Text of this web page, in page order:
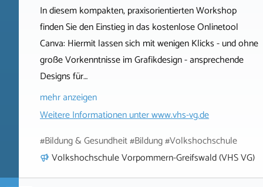
In diesem kompakten, praxisorientierten Workshop
finden Sie den Einstieg in das kostenlose Onlinetool
Canva: Hiermit lassen sich mit wenigen Klicks - und ohne
große Vorkenntnisse im Grafikdesign - ansprechende
Designs für…
mehr anzeigen
Weitere Informationen unterwww.vhs-vg.de
#Bildung & Gesundheit #Bildung #Volkshochschule
Volkshochschule Vorpommern-Greifswald (VHS VG)